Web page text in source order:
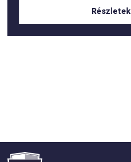
Részletek